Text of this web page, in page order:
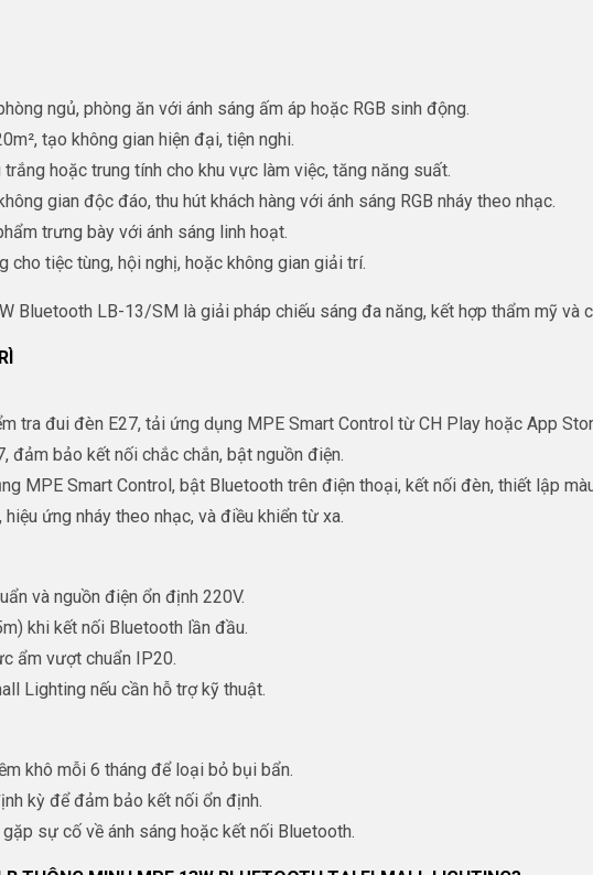
ngủ, phòng ăn với ánh sáng ấm áp hoặc RGB sinh động.
tạo không gian hiện đại, tiện nghi.
trắng hoặc trung tính cho khu vực làm việc, tăng năng suất.
gian độc đáo, thu hút khách hàng với ánh sáng RGB nháy theo nhạc.
trưng bày với ánh sáng linh hoạt.
cho tiệc tùng, hội nghị, hoặc không gian giải trí.
Bluetooth LB-13/SM là giải pháp chiếu sáng đa năng, kết hợp thẩm mỹ và
tra đui đèn E27, tải ứng dụng MPE Smart Control từ CH Play hoặc App
đảm bảo kết nối chắc chắn, bật nguồn điện.
MPE Smart Control, bật Bluetooth trên điện thoại, kết nối đèn, thiết lập
hiệu ứng nháy theo nhạc, và điều khiển từ xa.
và nguồn điện ổn định 220V.
khi kết nối Bluetooth lần đầu.
ẩm vượt chuẩn IP20.
Lighting nếu cần hỗ trợ kỹ thuật.
khô mỗi 6 tháng để loại bỏ bụi bẩn.
kỳ để đảm bảo kết nối ổn định.
sự cố về ánh sáng hoặc kết nối Bluetooth.